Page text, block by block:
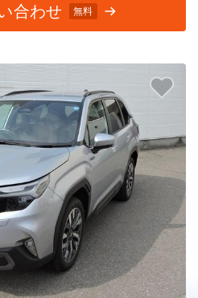
合わせ 無料